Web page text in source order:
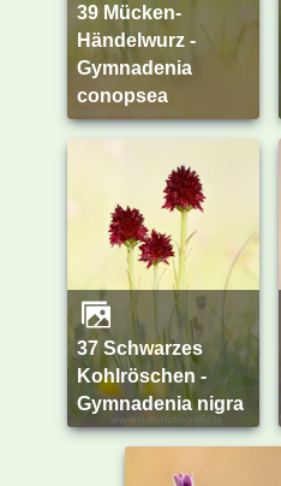
39 Mücken-
Händelwurz -
Gymnadenia
conopsea
37 Schwarzes
Kohlröschen -
Gymnadenia nigra